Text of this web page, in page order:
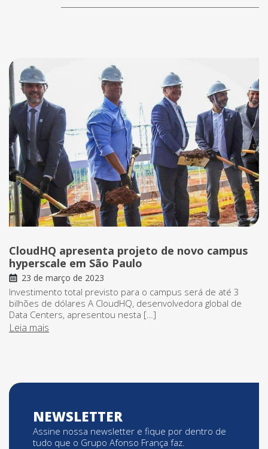
CloudHQ apresenta projeto de novo campus
hyperscale em São Paulo
23 de março de 2023
Investimento total previsto para o campus será de até 3
bilhões de dólares A CloudHQ, desenvolvedora global de
Data Centers, apresentou nesta […]
Leia mais
NEWSLETTER
Assine nossa newsletter e fique por dentro de
tudo que o Grupo Afonso França faz.